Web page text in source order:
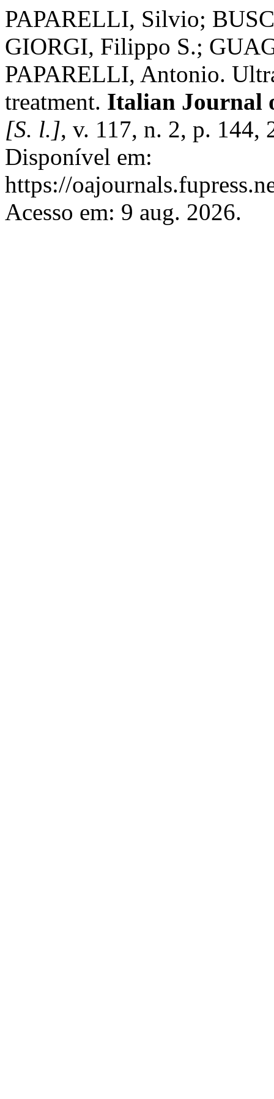
PAPARELLI, Silvio;
GIORGI, Filippo S.;
PAPARELLI, Antonio.
treatment. Italian Journal
[S. l.], v. 117, n. 2, p. 144,
Disponível em:
https://
Acesso em: 9 aug. 2026.